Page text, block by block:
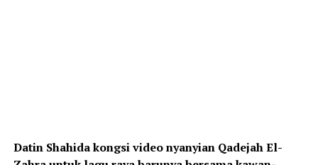
Datin Shahida kongsi video nyanyian Qadejah El-